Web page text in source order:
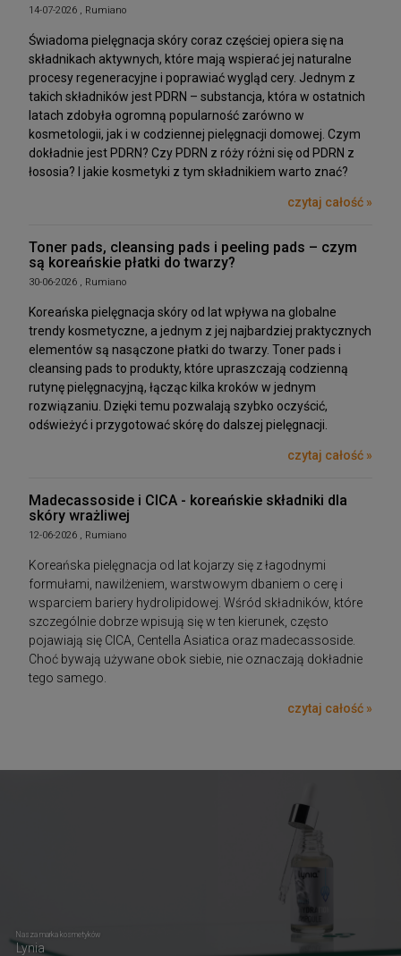
14-07-2026 , Rumiano
Świadoma pielęgnacja skóry coraz częściej opiera się na
składnikach aktywnych, które mają wspierać jej naturalne
procesy regeneracyjne i poprawiać wygląd cery. Jednym z
takich składników jest PDRN – substancja, która w ostatnich
latach zdobyła ogromną popularność zarówno w
kosmetologii, jak i w codziennej pielęgnacji domowej. Czym
dokładnie jest PDRN? Czy PDRN z róży różni się od PDRN z
łososia? I jakie kosmetyki z tym składnikiem warto znać?
czytaj całość »
Toner pads, cleansing pads i peeling pads – czym
są koreańskie płatki do twarzy?
30-06-2026 , Rumiano
Koreańska pielęgnacja skóry od lat wpływa na globalne
trendy kosmetyczne, a jednym z jej najbardziej praktycznych
elementów są nasączone płatki do twarzy. Toner pads i
cleansing pads to produkty, które upraszczają codzienną
rutynę pielęgnacyjną, łącząc kilka kroków w jednym
rozwiązaniu. Dzięki temu pozwalają szybko oczyścić,
odświeżyć i przygotować skórę do dalszej pielęgnacji.
czytaj całość »
Madecassoside i CICA - koreańskie składniki dla
skóry wrażliwej
12-06-2026 , Rumiano
Koreańska pielęgnacja od lat kojarzy się z łagodnymi
formułami, nawilżeniem, warstwowym dbaniem o cerę i
wsparciem bariery hydrolipidowej. Wśród składników, które
szczególnie dobrze wpisują się w ten kierunek, często
pojawiają się CICA, Centella Asiatica oraz madecassoside.
Choć bywają używane obok siebie, nie oznaczają dokładnie
tego samego.
czytaj całość »
Nasza marka kosmetyków
Lynia